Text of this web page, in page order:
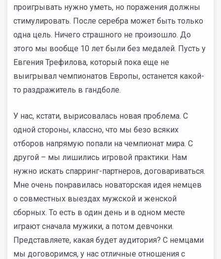
проигрывать нужно уметь, но поражения должны
стимулировать. После серебра может быть только
одна цель. Ничего страшного не произошло. До
этого мы вообще 10 лет были без медалей. Пусть у
Евгения Трефилова, который пока еще не
выигрывал чемпионатов Европы, останется какой-
то раздражитель в гандболе.
У нас, кстати, вырисовалась новая проблема. С
одной стороны, классно, что мы безо всяких
отборов напрямую попали на чемпионат мира. С
другой – мы лишились игровой практики. Нам
нужно искать спарринг-партнеров, договариваться.
Мне очень понравилась новаторская идея немцев
о совместных выездах мужской и женской
сборных. То есть в один день и в одном месте
играют сначала мужики, а потом девчонки.
Представляете, какая будет аудитория? С немцами
мы договоримся, у нас отличные отношения с